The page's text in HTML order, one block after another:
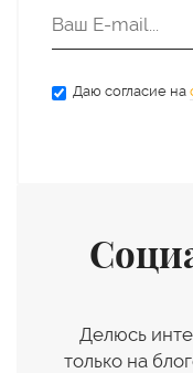
Даю согласие на
Делюсь
только на